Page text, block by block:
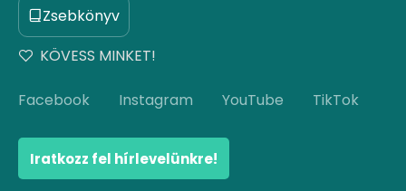
Zsebkönyv
KÖVESS MINKET!
Facebook Instagram YouTube TikTok
Iratkozz fel hírlevelünkre!